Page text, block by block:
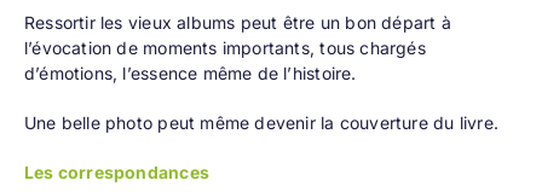
Ressortir les vieux albums peut être un bon départ à
l’évocation de moments importants, tous chargés
d’émotions, l’essence même de l’histoire.
Une belle photo peut même devenir la couverture du livre.
Les correspondances